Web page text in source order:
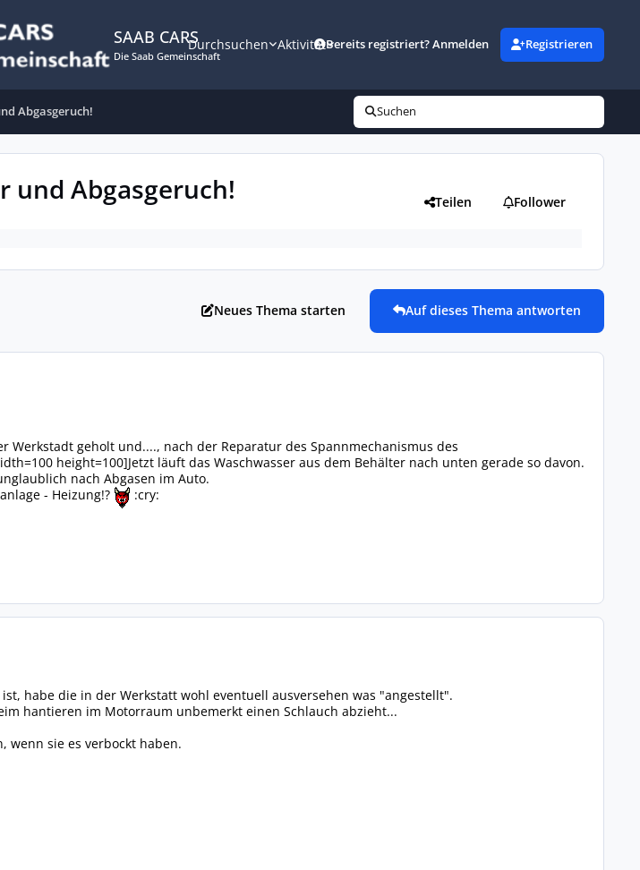
SAAB CARS
Die Saab Gemeinschaft
Durchsuchen AktivitätBereits registriert? Anmelden Registrieren
Abgasgeruch! Suchen
und Abgasgeruch! Teilen Follower
Neues Thema starten Auf dieses Thema antworten
Werkstadt geholt und...., nach der Reparatur des Spannmechanismus des
height=100]Jetzt läuft das Waschwasser aus dem Behälter nach unten gerade so davon.
nach Abgasen im Auto.
- Heizung!?
:cry:
habe die in der Werkstatt wohl eventuell ausversehen was "angestellt".
hantieren im Motorraum unbemerkt einen Schlauch abzieht...
wenn sie es verbockt haben.